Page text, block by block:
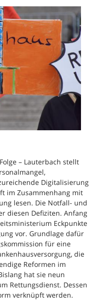
– Lauterbach stellt
Digitalisierung
im Zusammenhang mit
lesen. Die Notfall- und
diesen Defiziten. Anfang
Eckpunkte
vor. Grundlage dafür
für eine
die
Reformen im
hat sie neun
Rettungsdienst. Dessen
verknüpft werden.